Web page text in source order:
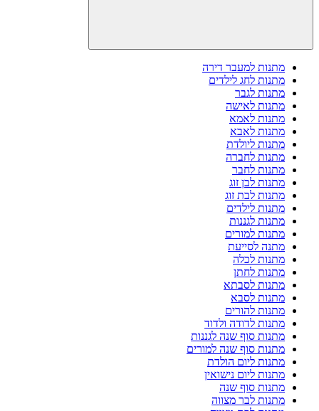
מתנות למעבר דירה
מתנות לחג לילדים
מתנות לגבר
מתנות לאישה
מתנות לאמא
מתנות לאבא
מתנות ליולדת
מתנות לחברה
מתנות לחבר
מתנות לבן זוג
מתנות לבת זוג
מתנות לילדים
מתנות לגננות
מתנות למורים
מתנה לסייעת
מתנות לכלה
מתנות לחתן
מתנות לסבתא
מתנות לסבא
מתנות להורים
מתנות לדודה ולדוד
מתנות סוף שנה לגננות
מתנות סוף שנה למורים
מתנות ליום הולדת
מתנות ליום נישואין
מתנות סוף שנה
מתנות לבר מצווה